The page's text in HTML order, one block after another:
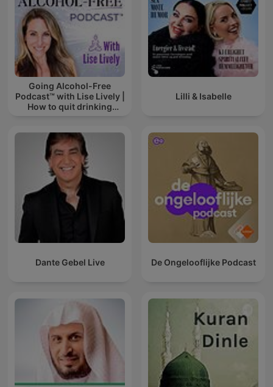
Going Alcohol-Free
Podcast™ with Lise Lively |
How to quit drinking
Lilli & Isabelle
Dante Gebel Live De Ongelooflijke Podcast